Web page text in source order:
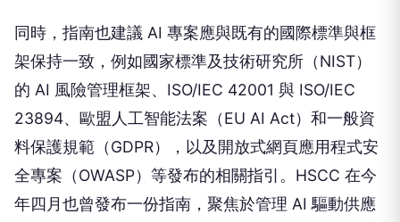
同時，指南也建議 AI 專案應與既有的國際標準與框
架保持一致，例如國家標準及技術研究所（NIST）
的 AI 風險管理框架、ISO/IEC 42001 與 ISO/IEC
23894、歐盟人工智能法案（EU AI Act）和一般資
料保護規範（GDPR），以及開放式網頁應用程式安
全專案（OWASP）等發布的相關指引。HSCC 在今
年四月也曾發布一份指南，聚焦於管理 AI 驅動供應